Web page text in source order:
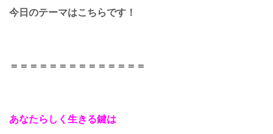
今日のテーマはこちらです！
＝＝＝＝＝＝＝＝＝＝＝＝＝＝
あなたらしく生きる鍵は